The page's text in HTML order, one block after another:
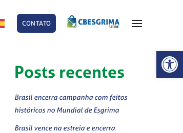
Abrir
CONTATO
Posts recentes
Brasil encerra campanha com feitos
históricos no Mundial de Esgrima
Brasil vence na estreia e encerra